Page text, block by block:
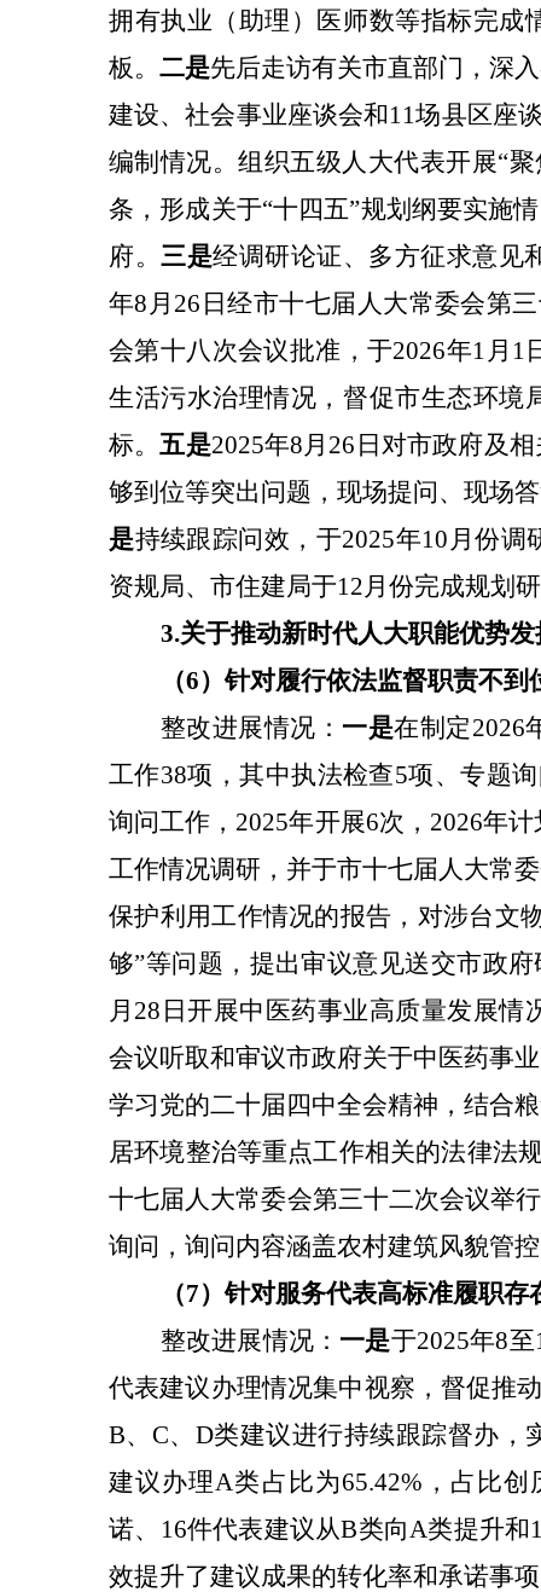
拥有执业（助理）医师数等指标完成
板。 二是先后走访有关市直部门，深
建设、社会事业座谈会和11场县区座
编制情况。组织五级人大代表开展“
条，形成关于“十四五”规划纲要实施
府。三是经调研论证、多方征求意见
年8月26日经市十七届人大常委会第
会第十八次会议批准，于2026年1月1
生活污水治理情况，督促市生态环境
标。五是2025年8月26日对市政府及
够到位等突出问题，现场提问、现场
是持续跟踪问效，于2025年10月份
资规局、市住建局于12月份完成规划
3.关于推动新时代人大职能优势
（6）针对履行依法监督职责不到
整改进展情况： 一是在制定2026
工作38项，其中执法检查5项、专题
询问工作，2025年开展6次，2026年
工作情况调研，并于市十七届人大常
保护利用工作情况的报告，对涉台文
够”等问题，提出审议意见送交市政
月28日开展中医药事业高质量发展
会议听取和审议市政府关于中医药事
学习党的二十届四中全会精神，结合
居环境整治等重点工作相关的法律法
十七届人大常委会第三十二次会议举
询问，询问内容涵盖农村建筑风貌管
（7）针对服务代表高标准履职存
整改进展情况： 一是于2025年8至
代表建议办理情况集中视察，督促推
B、C、D类建议进行持续跟踪督办，
建议办理A类占比为65.42%，占比
诺、16件代表建议从B类向A类提升
效提升了建议成果的转化率和承诺事